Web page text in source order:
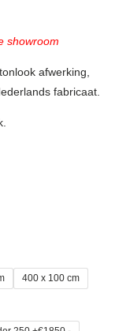
€3.795,00
through
€6.190,00
showroom
afwerking,
fabricaat.
400 x 100 cm